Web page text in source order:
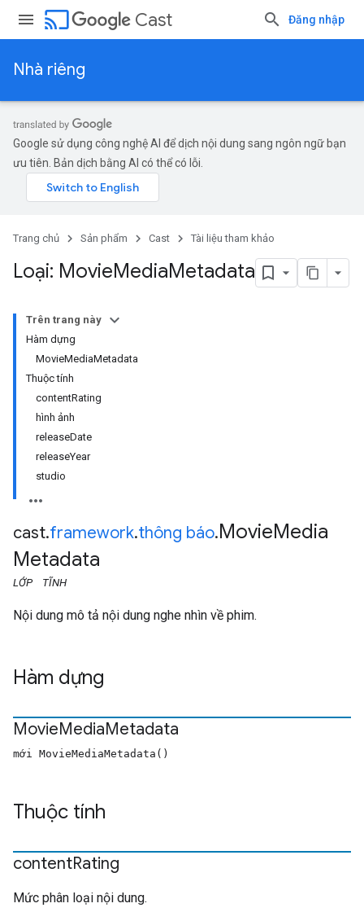
cast Cast Đăng nhập
Nhà riêng
Google sử dụng công nghệ AI để dịch nội dung sang ngôn ngữ bạn
ưu tiên. Bản dịch bằng AI có thể có lỗi.
Trang chủ Sản phẩm Cast Tài liệu tham khảo
Loại: MovieMediaMetadata
Trên trang này
Hàm dựng
MovieMediaMetadata
Thuộc tính
contentRating
hình ảnh
releaseDate
releaseYear
studio
cast.framework.thông báo.MovieMedia
Metadata
LỚP TĨNH
Nội dung mô tả nội dung nghe nhìn về phim.
Hàm dựng
MovieMediaMetadata
mới MovieMediaMetadata()
Thuộc tính
contentRating
Mức phân loại nội dung.